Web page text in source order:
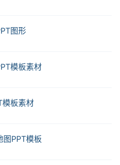
图形
模板素材
模板素材
图PPT模板